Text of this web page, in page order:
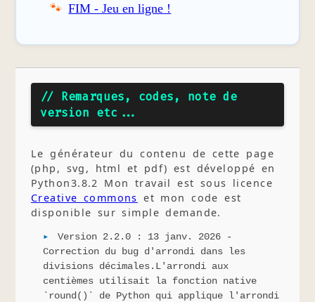
FIM - Jeu en ligne !
// Remarques, codes, note de
version etc...
Le générateur du contenu de cette page
(php, svg, html et pdf) est développé en
Python3.8.2 Mon travail est sous licence
Creative commons et mon code est
disponible sur simple demande.
Version 2.2.0 : 13 janv. 2026 -
Correction du bug d'arrondi dans les
divisions décimales.L'arrondi aux
centièmes utilisait la fonction native
`round()` de Python qui applique l'arrondi